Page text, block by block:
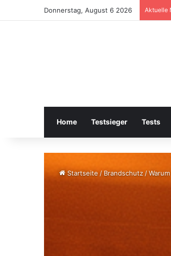
Donnerstag, August 6 2026 Aktuelle
Home Testsieger Tests
Startseite/Brandschutz/